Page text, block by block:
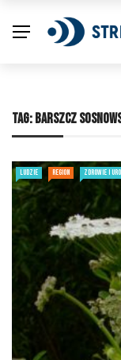
TAG: BARSZCZ
LUDZIE REGION ZDROWIE I